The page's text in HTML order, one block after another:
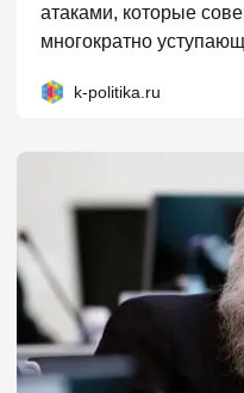
атаками, которые
многократно
k-politika.ru